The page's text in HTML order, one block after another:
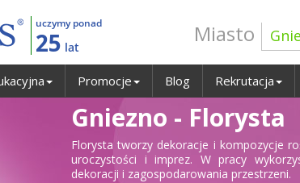
uczymy ponad
25 lat
Miasto
Promocje Blog Rekrutacja
Gniezno - Florysta
Florysta tworzy dekoracje i kompozycje
uroczystości i imprez. W pracy
dekoracji i zagospodarowania przestrzeni.